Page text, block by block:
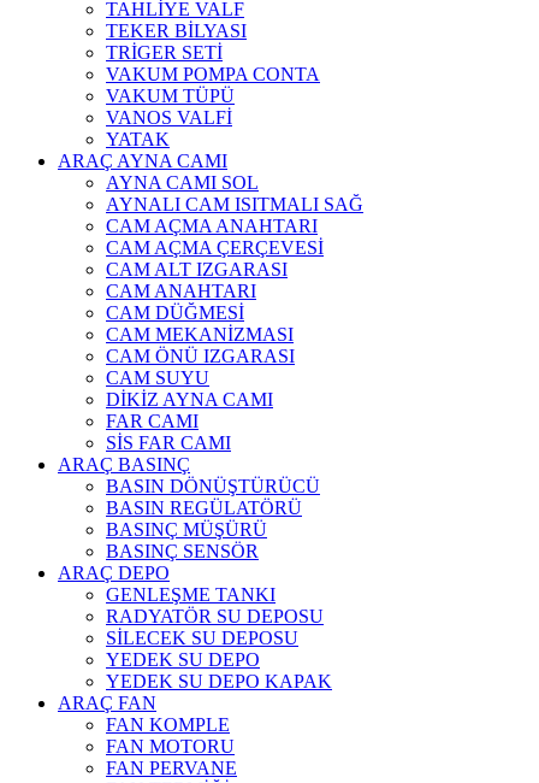
TAHLİYE VALF
TEKER BİLYASI
TRİGER SETİ
VAKUM POMPA CONTA
VAKUM TÜPÜ
VANOS VALFİ
YATAK
ARAÇ AYNA CAMI
AYNA CAMI SOL
AYNALI CAM ISITMALI SAĞ
CAM AÇMA ANAHTARI
CAM AÇMA ÇERÇEVESİ
CAM ALT IZGARASI
CAM ANAHTARI
CAM DÜĞMESİ
CAM MEKANİZMASI
CAM ÖNÜ IZGARASI
CAM SUYU
DİKİZ AYNA CAMI
FAR CAMI
SİS FAR CAMI
ARAÇ BASINÇ
BASIN DÖNÜŞTÜRÜCÜ
BASIN REGÜLATÖRÜ
BASINÇ MÜŞÜRÜ
BASINÇ SENSÖR
ARAÇ DEPO
GENLEŞME TANKI
RADYATÖR SU DEPOSU
SİLECEK SU DEPOSU
YEDEK SU DEPO
YEDEK SU DEPO KAPAK
ARAÇ FAN
FAN KOMPLE
FAN MOTORU
FAN PERVANE